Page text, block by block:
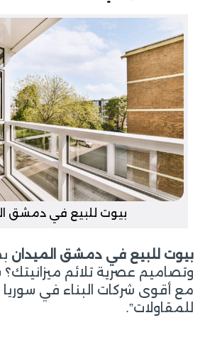
بيوت للبيع في دمشق
بيوت للبيع في دمشق الميدان
وتصاميم عصرية تلائم
مع أقوى شركات البناء في سوريا
للمقاولات”.